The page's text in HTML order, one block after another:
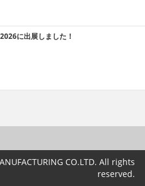
に出展しました！
CO.LTD. All rights
reserved.